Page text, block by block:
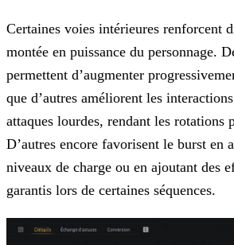
Certaines voies intérieures renforcent
montée en puissance du personnage.
permettent d’augmenter
que d’autres améliorent les
attaques lourdes, rendant les rotations
D’autres encore favorisent le burst en
niveaux de charge ou en ajoutant des
garantis lors de certaines séquences.